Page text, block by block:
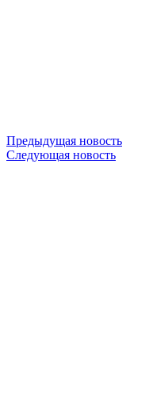
Предыдущая новость
Следующая новость